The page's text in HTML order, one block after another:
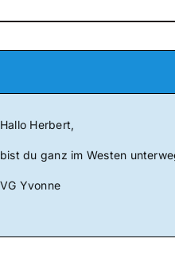
Hallo Herbert,
bist du ganz im Westen
VG Yvonne